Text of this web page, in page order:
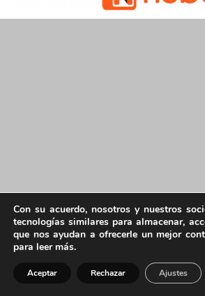
Con su acuerdo, nosotros y nuestros
tecnologías similares para almacenar,
que nos ayudan a ofrecerle un mejor
para leer más.
Aceptar Rechazar Ajustes